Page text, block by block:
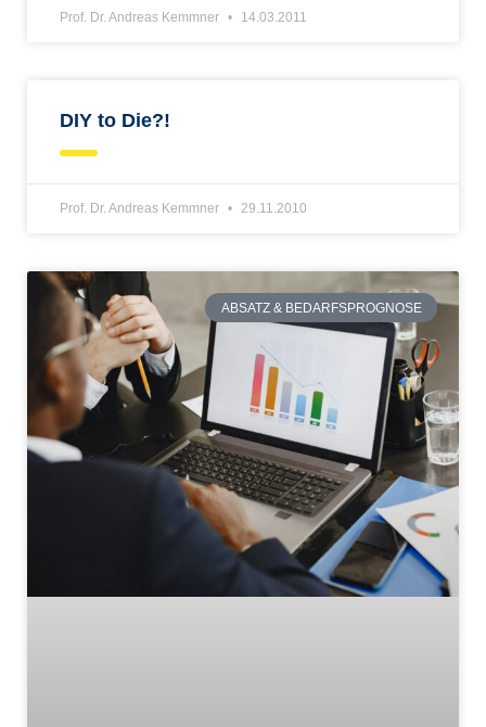
Prof. Dr. Andreas Kemmner 14.03.2011
DIY to Die?!
Prof. Dr. Andreas Kemmner 29.11.2010
ABSATZ & BEDARFSPROGNOSE